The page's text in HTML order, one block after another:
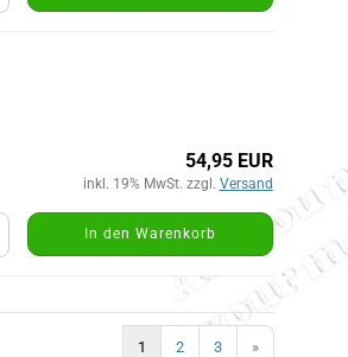
54,95 EUR
inkl. 19% MwSt. zzgl. Versand
In den Warenkorb
1 2 3 »